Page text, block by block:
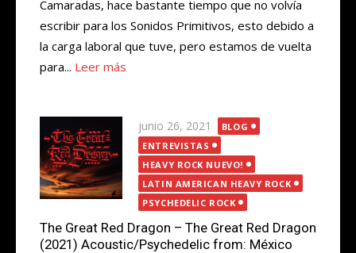
Camaradas, hace bastante tiempo que no volvía
escribir para los Sonidos Primitivos, esto debido a
la carga laboral que tuve, pero estamos de vuelta
para... Leer más
Publicada
el
junio 26, 2021
BLOG
ENTREVISTAS
HEAVY ROCK NUEVO!
LATIN AMERICAN HEAVY ROCK
PSYCHEDELIC ROCK
The Great Red Dragon – The Great Red Dragon
(2021) Acoustic/Psychedelic from: México